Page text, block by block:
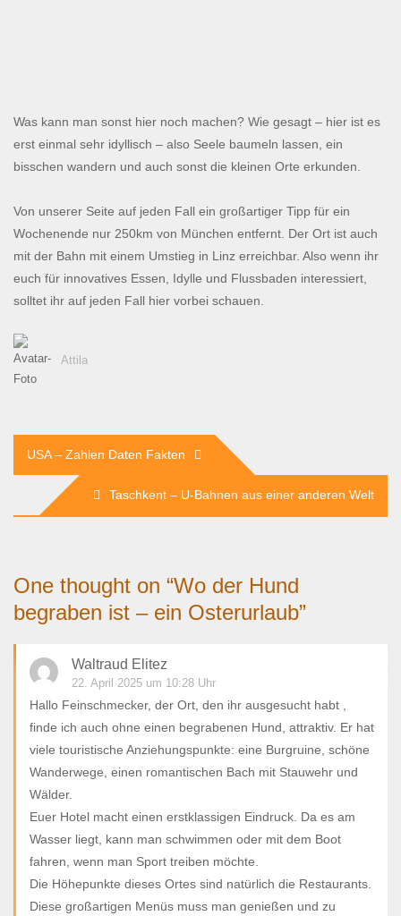
Was kann man sonst hier noch machen? Wie gesagt – hier ist es
erst einmal sehr idyllisch – also Seele baumeln lassen, ein
bisschen wandern und auch sonst die kleinen Orte erkunden.
Von unserer Seite auf jeden Fall ein großartiger Tipp für ein
Wochenende nur 250km von München entfernt. Der Ort ist auch
mit der Bahn mit einem Umstieg in Linz erreichbar. Also wenn ihr
euch für innovatives Essen, Idylle und Flussbaden interessiert,
solltet ihr auf jeden Fall hier vorbei schauen.
Attila
Beitragsnavigation
USA – Zahlen Daten Fakten
Taschkent – U-Bahnen aus einer anderen Welt
One thought on “Wo der Hund
begraben ist – ein Osterurlaub”
Waltraud Elitez
22. April 2025 um 10:28 Uhr
Hallo Feinschmecker, der Ort, den ihr ausgesucht habt ,
finde ich auch ohne einen begrabenen Hund, attraktiv. Er hat
viele touristische Anziehungspunkte: eine Burgruine, schöne
Wanderwege, einen romantischen Bach mit Stauwehr und
Wälder.
Euer Hotel macht einen erstklassigen Eindruck. Da es am
Wasser liegt, kann man schwimmen oder mit dem Boot
fahren, wenn man Sport treiben möchte.
Die Höhepunkte dieses Ortes sind natürlich die Restaurants.
Diese großartigen Menüs muss man genießen und zu